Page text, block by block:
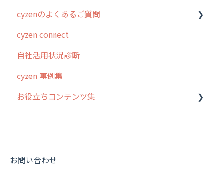
4. cyzen利用前の準備：システム管理者編
5. 基本的な使い方：システム管理者編
6. 基本的な使い方：ユーザー編
7. 初心者向けよくある質問集
8. 用語集
【業界業種別】cyzen設定方法
予定管理
スポット
ステータス・主観
報告書・行動種別
勤怠管理
帳票出力
スポット
報告閲覧
予定
日報
履歴
パフォーマンス
勤怠管理
予定管理
スポット
ステータス・主観
報告書・行動種別
活動通知
はじめに
スポット・ステータス関連オプション
交通費自動計算
安全走行支援
写真管理・高画質化
その他オプション
cyzenのよくあるご質問
ログインについて
グループ・ユーザーについて
GPS・位置情報 について
ルート自動記録 について
報告書について
cyzen connect
自社活用状況診断
cyzen 事例集
お役立ちコンテンツ集
動画集：共通
お問い合わせ